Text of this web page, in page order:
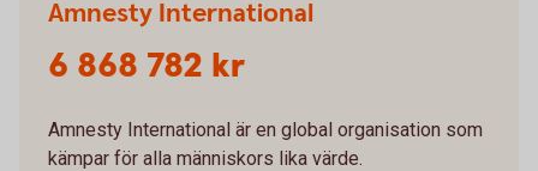
Amnesty International
6 868 782 kr
Amnesty International är en global organisation som
kämpar för alla människors lika värde.